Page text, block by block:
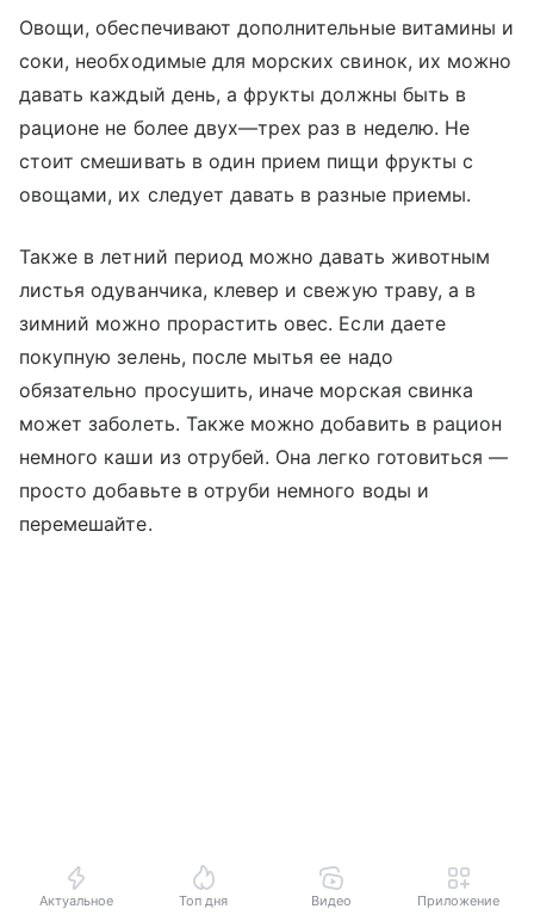
Овощи, обеспечивают дополнительные витамины и
соки, необходимые для морских свинок, их можно
давать каждый день, а фрукты должны быть в
рационе не более двух—трех раз в неделю. Не
стоит смешивать в один прием пищи фрукты с
овощами, их следует давать в разные приемы.
Также в летний период можно давать животным
листья одуванчика, клевер и свежую траву, а в
зимний можно прорастить овес. Если даете
покупную зелень, после мытья ее надо
обязательно просушить, иначе морская свинка
может заболеть. Также можно добавить в рацион
немного каши из отрубей. Она легко готовиться —
просто добавьте в отруби немного воды и
перемешайте.
Актуальное Топ дня Видео Приложение